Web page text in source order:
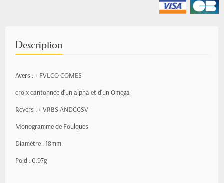
Description
Avers : + FVLCO COMES
croix cantonnée d'un alpha et d'un Oméga
Revers : + VRBS ANDCCSV
Monogramme de Foulques
Diamètre : 18mm
Poid : 0.97g